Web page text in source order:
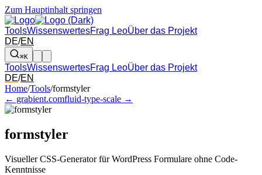
Zum Hauptinhalt springen
ToolsWissenswertesFrag LeoÜber das Projekt
DE/EN
⌘K
ToolsWissenswertesFrag LeoÜber das Projekt
DE/EN
Pfeil links und rechts: zum benachbarten Tool in der Übersicht
Home/Tools/formstyler
← grabient.comfluid-type-scale →
formstyler
Visueller CSS-Generator für WordPress Formulare ohne Code-
Kenntnisse